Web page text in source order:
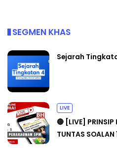
SEGMEN KHAS
Sejarah
LIVE
🔴 [LIVE] PRINSIP
TUNTAS SOALAN